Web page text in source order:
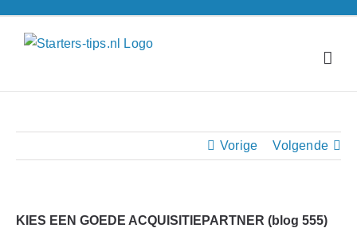
naar
Vorige Volgende
KIES EEN GOEDE ACQUISITIEPARTNER (blog 555)